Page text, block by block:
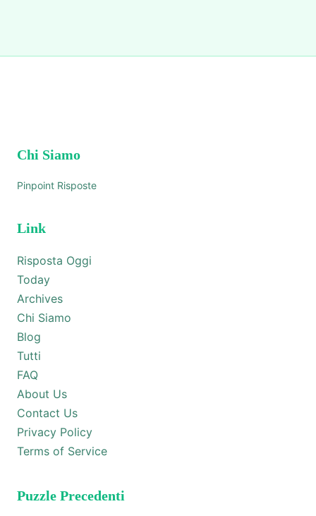
Chi Siamo
Pinpoint Risposte
Link
Risposta Oggi
Today
Archives
Chi Siamo
Blog
Tutti
FAQ
About Us
Contact Us
Privacy Policy
Terms of Service
Puzzle Precedenti